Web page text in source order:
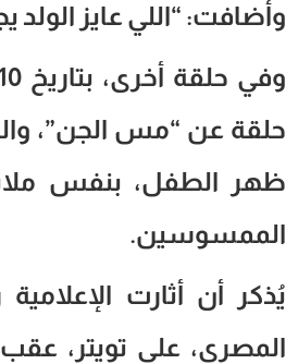
وأضافت: “اللي عايز الولد
حلقة عن “مس الجن”،
ظهر الطفل، بنفس
الممسوسين.
يُذكر أن أثارت
المصري، على تويتر،